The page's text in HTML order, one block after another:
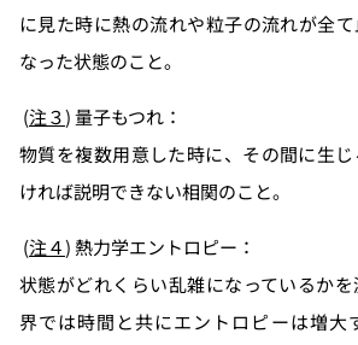
に見た時に熱の流れや粒子の流れが全
なった状態のこと。
(注３) 量子もつれ：
物質を複数用意した時に、その間に生
ければ説明できない相関のこと。
(注４) 熱力学エントロピー：
状態がどれくらい乱雑になっているか
界では時間と共にエントロピーは増大